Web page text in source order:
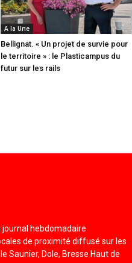
A la Une
Bellignat. « Un projet de survie pour
le territoire » : le Plasticampus du
futur sur les rails